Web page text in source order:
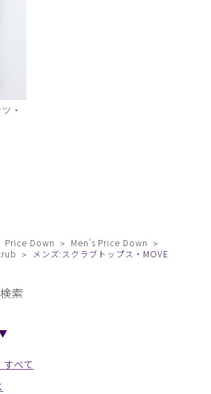
・
Price Down
Men's Price Down
メンズ:スクラブトップス・MOVE
索
べて